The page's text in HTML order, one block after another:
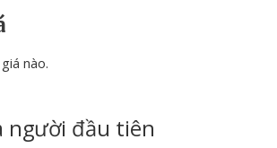
nào.
người đầu tiên